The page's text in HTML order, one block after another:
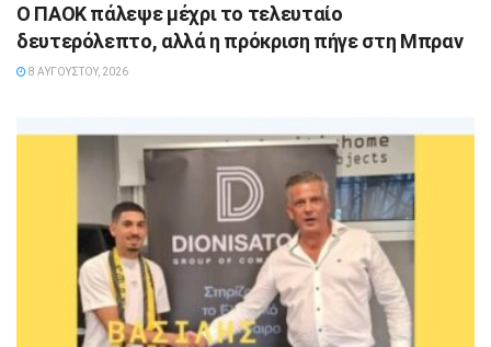
Ο ΠΑΟΚ πάλεψε μέχρι το τελευταίο
δευτερόλεπτο, αλλά η πρόκριση πήγε στη Μπραν
8 ΑΥΓΟΎΣΤΟΥ, 2026